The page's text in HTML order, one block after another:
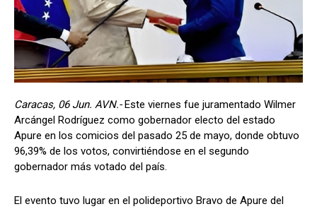
Caracas, 06 Jun. AVN.- Este viernes fue juramentado Wilmer
Arcángel Rodríguez como gobernador electo del estado
Apure en los comicios del pasado 25 de mayo, donde obtuvo
96,39% de los votos, convirtiéndose en el segundo
gobernador más votado del país.
El evento tuvo lugar en el polideportivo Bravo de Apure del